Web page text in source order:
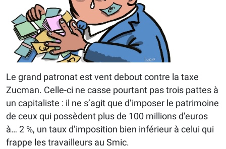
Le grand patronat est vent debout contre la taxe
Zucman. Celle-ci ne casse pourtant pas trois pattes à
un capitaliste : il ne s’agit que d’imposer le patrimoine
de ceux qui possèdent plus de 100 millions d’euros
à… 2 %, un taux d’imposition bien inférieur à celui qui
frappe les travailleurs au Smic.